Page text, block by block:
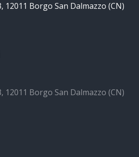
12011 Borgo San Dalmazzo (CN)
12011 Borgo San Dalmazzo (CN)